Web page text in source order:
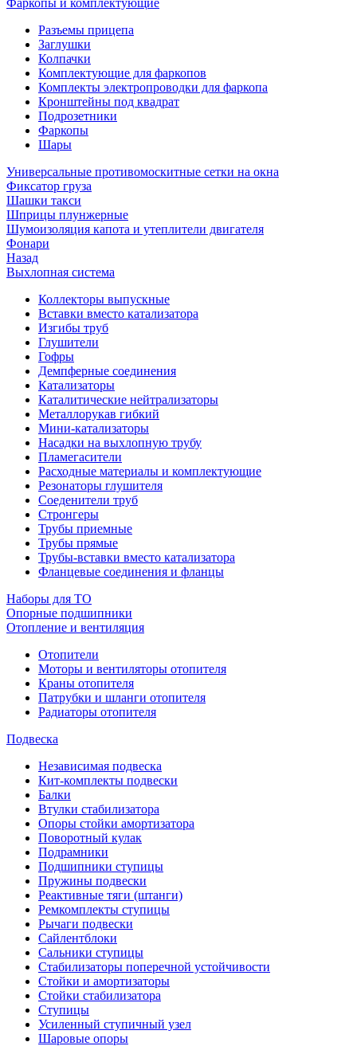
Фаркопы и комплектующие
Разъемы прицепа
Заглушки
Колпачки
Комплектующие для фаркопов
Комплекты электропроводки для фаркопа
Кронштейны под квадрат
Подрозетники
Фаркопы
Шары
Универсальные противомоскитные сетки на окна
Фиксатор груза
Шашки такси
Шприцы плунжерные
Шумоизоляция капота и утеплители двигателя
Фонари
Назад
Выхлопная система
Коллекторы выпускные
Вставки вместо катализатора
Изгибы труб
Глушители
Гофры
Демпферные соединения
Катализаторы
Каталитические нейтрализаторы
Металлорукав гибкий
Мини-катализаторы
Насадки на выхлопную трубу
Пламегасители
Расходные материалы и комплектующие
Резонаторы глушителя
Соеденители труб
Стронгеры
Трубы приемные
Трубы прямые
Трубы-вставки вместо катализатора
Фланцевые соединения и фланцы
Наборы для ТО
Опорные подшипники
Отопление и вентиляция
Отопители
Моторы и вентиляторы отопителя
Краны отопителя
Патрубки и шланги отопителя
Радиаторы отопителя
Подвеска
Независимая подвеска
Кит-комплекты подвески
Балки
Втулки стабилизатора
Опоры стойки амортизатора
Поворотный кулак
Подрамники
Подшипники ступицы
Пружины подвески
Реактивные тяги (штанги)
Ремкомплекты ступицы
Рычаги подвески
Сайлентблоки
Сальники ступицы
Стабилизаторы поперечной устойчивости
Стойки и амортизаторы
Стойки стабилизатора
Ступицы
Усиленный ступичный узел
Шаровые опоры